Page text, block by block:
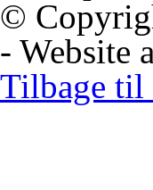
©
- Website
Tilbage til